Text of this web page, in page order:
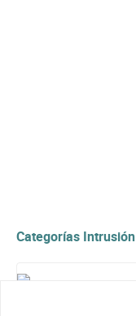
Categorías Intrusión